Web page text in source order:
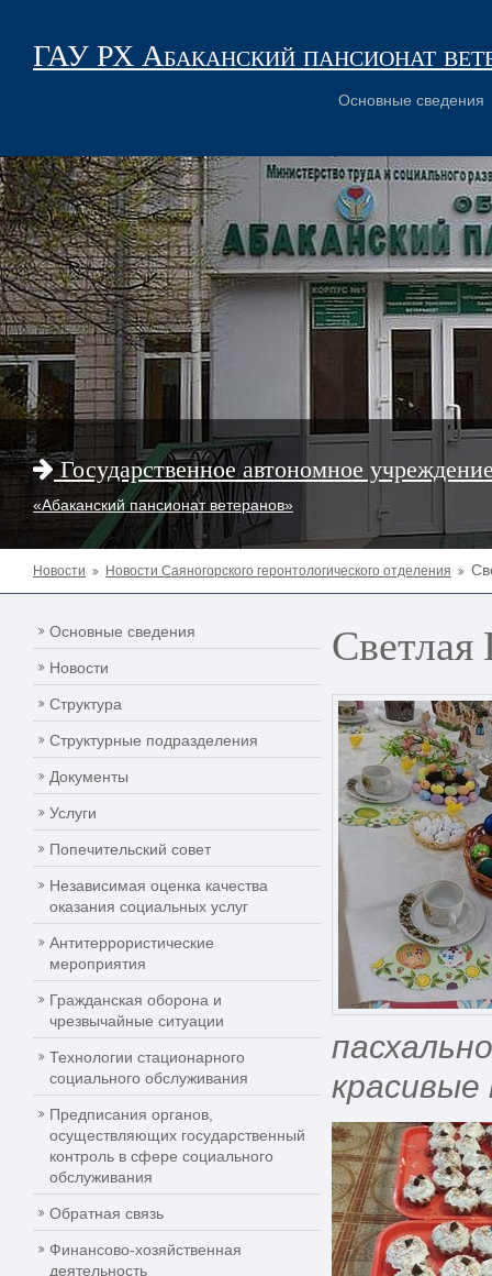
ГАУ РХ Абаканский пансионат
Основные сведения
Государственное автономное
«Абаканский пансионат ветеранов»
Новости Новости Саяногорского геронтологического отделения
Основные сведения
Новости
Структура
Структурные подразделения
Документы
Услуги
Попечительский совет
Независимая оценка качества
оказания социальных услуг
Антитеррористические
мероприятия
Гражданская оборона и
чрезвычайные ситуации
Технологии стационарного
социального обслуживания
Предписания органов,
осуществляющих государственный
контроль в сфере социального
обслуживания
Обратная связь
Финансово-хозяйственная
деятельность